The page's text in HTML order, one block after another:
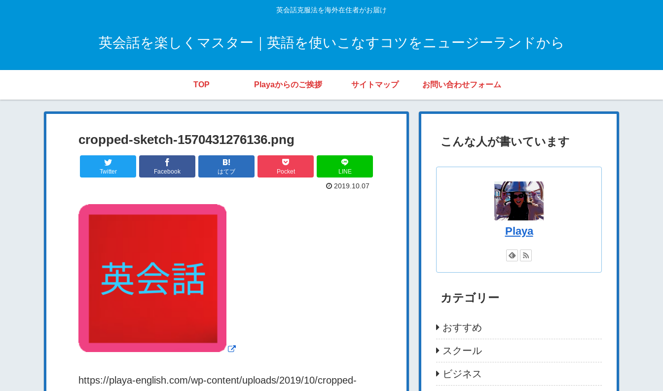
英会話克服法を海外在住者がお届け
英会話を楽しくマスター｜英語を使いこなすコツをニュージーランドから
TOP Playaからのご挨拶 サイトマップ お問い合わせフォーム
cropped-sketch-1570431276136.png
Twitter Facebook はてブ Pocket LINE
2019.10.07
https://playa-english.com/wp-content/uploads/2019/10/cropped-
こんな人が書いています
Playa
カテゴリー
おすすめ
スクール
ビジネス